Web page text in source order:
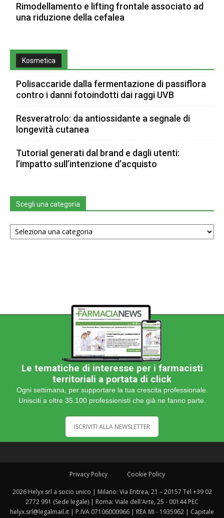
Rimodellamento e lifting frontale associato ad
una riduzione della cefalea
Kosmetica
Polisaccaride dalla fermentazione di passiflora
contro i danni fotoindotti dai raggi UVB
Resveratrolo: da antiossidante a segnale di
longevità cutanea
Tutorial generati dal brand e dagli utenti:
l’impatto sull’intenzione d’acquisto
Scegli una categoria
Scegli
una
Le tematiche di interesse per i farmacisti
territoriali a portata di click
Ogni settimana, per supportare la tua crescita professionale.
Unisciti a oltre 35.100 professionisti che già ne fanno parte.
ISCRIVITI ALLA NEWSLETTER
Privacy Policy Cookie Policy
2026 Helyx srl a socio unico | Milano: Via Eritrea, 21 – 20157 Tel +39 02
2772 991 (Sede legale) | Roma: Viale dell'Arte, 25 - 00144 PEC
helyx.srl@legalmail.it | P.IVA 07106000966 | REA MI - 1935962 | Capitale